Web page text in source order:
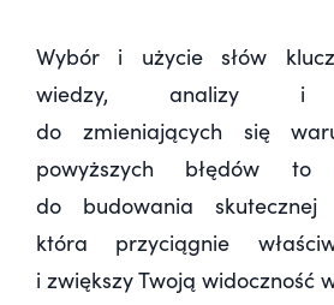
Wybór i użycie słów
wiedzy, analizy i
do zmieniających się
powyższych błędów to
do budowania skutecznej
która przyciągnie
i zwiększy Twoją widoczność